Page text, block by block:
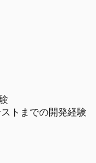
トまでの開発経験